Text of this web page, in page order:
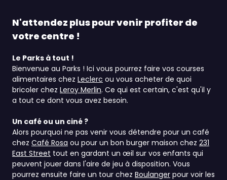
N'attendez plus pour venir profiter de
votre centre !
Le Parks à tout !
Bienvenue au Parks ! Ici vous pourrez faire vos courses
alimentaires chez Leclerc ou vous acheter de quoi
bricoler chez Leroy Merlin. Ce qui est certain, c'est qu'il y
a tout ce dont vous avez besoin.
Un café ou un ciné ?
Alors pourquoi ne pas venir vous détendre pour un café
chez Café Rosa ou pour un bon burger maison chez 231
East Street tout en gardant un œil sur vos enfants qui
peuvent jouer dans l'aire de jeu à disposition. Vous
pourrez ensuite faire un tour chez Boulanger pour voir les